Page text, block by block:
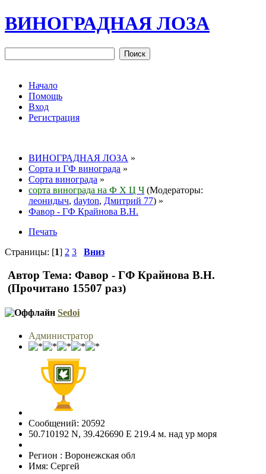
ВИНОГРАДНАЯ ЛОЗА
Начало
Помощь
Вход
Регистрация
ВИНОГРАДНАЯ ЛОЗА »
Сорта и ГФ винограда »
Сорта винограда »
сорта винограда на Ф Х Ц Ч (Модераторы:
леонидыч, dayton, Дмитрий 77) »
Фавор - ГФ Крайнова В.Н.
Печать
Страницы: [1] 2 3 Вниз
Автор Тема: Фавор - ГФ Крайнова В.Н.
(Прочитано 15507 раз)
Sedoi
Администратор
Сообщений: 20592
50.710192 N, 39.426690 E 219.4 м. над ур моря
Регион : Воронежская обл
Имя: Сергей